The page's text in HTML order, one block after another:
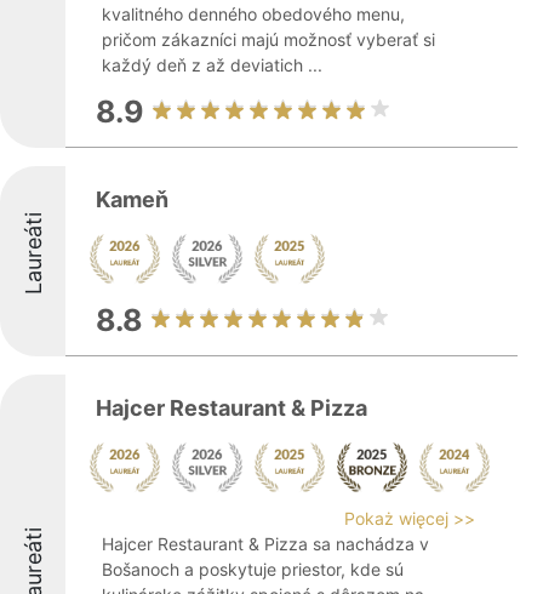
kvalitného denného obedového menu,
pričom zákazníci majú možnosť vyberať si
každý deň z až deviatich ...
8.9
Laureáti
Kameň
8.8
Laureáti
Hajcer Restaurant & Pizza
Pokaż więcej >>
Hajcer Restaurant & Pizza sa nachádza v
Bošanoch a poskytuje priestor, kde sú